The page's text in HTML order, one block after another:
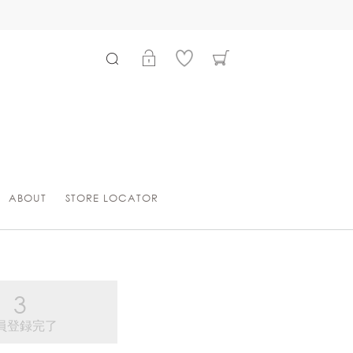
ABOUT STORE LOCATOR
登録完了